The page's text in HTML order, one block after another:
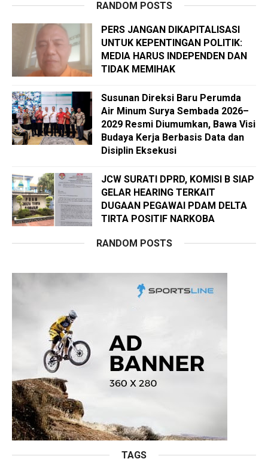
RANDOM POSTS
PERS JANGAN DIKAPITALISASI
UNTUK KEPENTINGAN POLITIK:
MEDIA HARUS INDEPENDEN DAN
TIDAK MEMIHAK
Susunan Direksi Baru Perumda
Air Minum Surya Sembada 2026–
2029 Resmi Diumumkan, Bawa Visi
Budaya Kerja Berbasis Data dan
Disiplin Eksekusi
JCW SURATI DPRD, KOMISI B SIAP
GELAR HEARING TERKAIT
DUGAAN PEGAWAI PDAM DELTA
TIRTA POSITIF NARKOBA
RANDOM POSTS
TAGS